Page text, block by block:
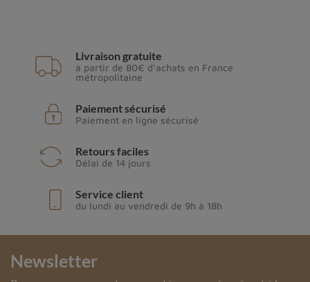
Livraison gratuite
à partir de 80€ d'achats en France
métropolitaine
Paiement sécurisé
Paiement en ligne sécurisé
Retours faciles
Délai de 14 jours
Service client
du lundi au vendredi de 9h à 18h
Newsletter